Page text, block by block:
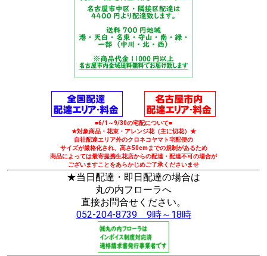
■6/1～9/30の宅配について■
★対象商品・花束・アレンジ花（主に切花）★
自社配達エリア外のクロネコヤマト宅配便の
サイズが厳格化され、高さ50cmまでの規制があるため
商品によっては最寄提携生花店からの配達・配達不可の場合が
ございますことをあらかじめご了承くださいませ
★当日配達・即日配達の場合は
丸の内フローラへ
直接お問合せください。
052-204-8739 9時～18時